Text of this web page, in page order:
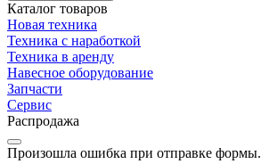
Каталог товаров
Новая техника
Техника с наработкой
Техника в аренду
Навесное оборудование
Запчасти
Сервис
Распродажа
Произошла ошибка при отправке формы.